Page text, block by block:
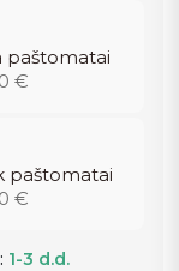
paštomatai
€
paštomatai
€
1-3 d.d.